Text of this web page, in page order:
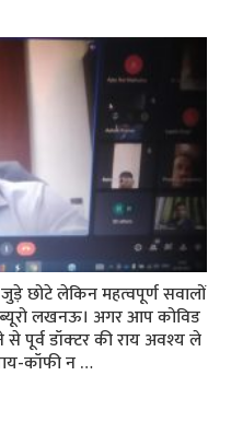
छोटे लेकिन महत्‍वपूर्ण सवालों
लखनऊ। अगर आप कोविड
से पूर्व डॉक्‍टर की राय अवश्‍य ले
कॉफी न …